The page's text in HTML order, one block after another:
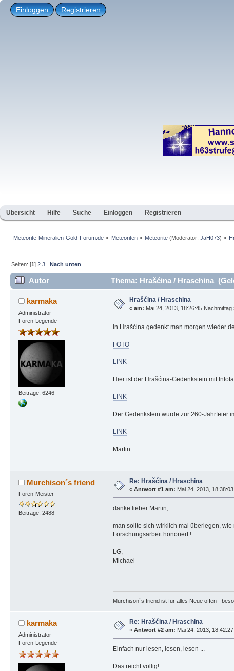
Einloggen Registrieren
Übersicht Hilfe Suche Einloggen Registrieren
Meteorite-Mineralien-Gold-Forum.de » Meteoriten» Meteorite(Moderator: JaH073) »
Seiten: [1]2 3 Nach unten
Autor Thema: Hrašćina / Hraschina
karmaka
Administrator
Foren-Legende
Beiträge: 6246
Hrašćina / Hraschina
« am: Mai 24, 2013, 18:26:45 Nachmittag
In Hrašćina gedenkt man morgen wieder
FOTO
LINK
Hier ist der Hrašćina-Gedenkstein mit
LINK
Der Gedenkstein wurde zur 260-Jahrfeier
LINK
Martin
Murchison´s friend
Foren-Meister
Beiträge: 2488
Re: Hrašćina / Hraschina
« Antwort #1 am: Mai 24, 2013,
danke lieber Martin,
man sollte sich wirklich mal überlegen,
Forschungsarbeit honoriert !
LG,
Michael
Murchison`s friend ist für alles Neue offen -
karmaka
Administrator
Foren-Legende
Re: Hrašćina / Hraschina
« Antwort #2 am: Mai 24, 2013,
Einfach nur lesen, lesen, lesen ...
Das reicht völlig!